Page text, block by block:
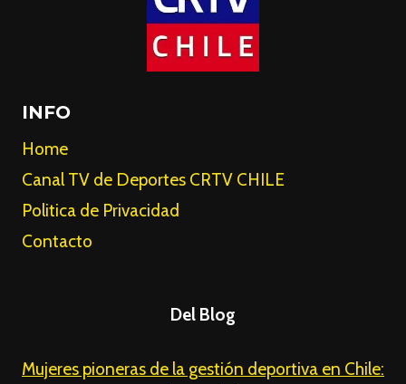
INFO
Home
Canal TV de Deportes CRTV CHILE
Politica de Privacidad
Contacto
Del Blog
Mujeres pioneras de la gestión deportiva en Chile: